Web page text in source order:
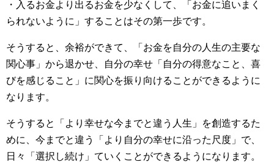
・入るお金より出るお金を少なくして、「お金に追いまく
られないように」することはその第一歩です。
そうすると、余裕ができて、「お金を自分の人生の主要な
関心事」から退かせ、自分の幸せ「自分の得意なこと、喜
びを感じること」に関心を振り向けることができるように
なります。
そうすると「より幸せな今までと違う人生」を創造するた
めに、今までと違う「より自分の幸せに沿った尺度」で、
日々「選択し続け」ていくことができるようになります。